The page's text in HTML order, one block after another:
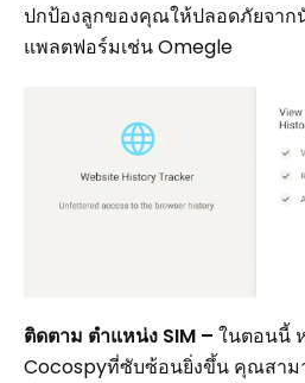
ปกป้องลูกของคุณให้ปลอดภัยจาก
แพลตฟอร์มเช่น Omegle
ติดตาม ตำแหน่ง SIM – ในตอนนี้
Cocospyที่ซับซ้อนยิ่งขึ้น คุณสาม